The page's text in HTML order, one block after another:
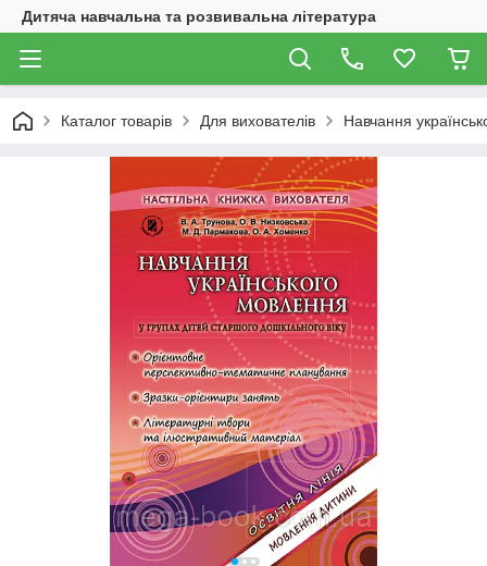
Дитяча навчальна та розвивальна література
Каталог товарів Для вихователів Навчання